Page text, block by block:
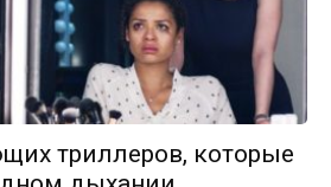
триллеров, которые